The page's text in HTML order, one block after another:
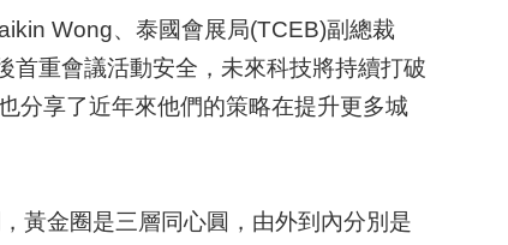
Wong、泰國會展局(TCEB)副總裁
重會議活動安全，未來科技將持續打破
分享了近年來他們的策略在提升更多城
黃金圈是三層同心圓，由外到內分別是